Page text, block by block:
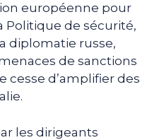
européenne pour
Politique de sécurité,
diplomatie russe,
de sanctions
cesse d’amplifier des
les dirigeants